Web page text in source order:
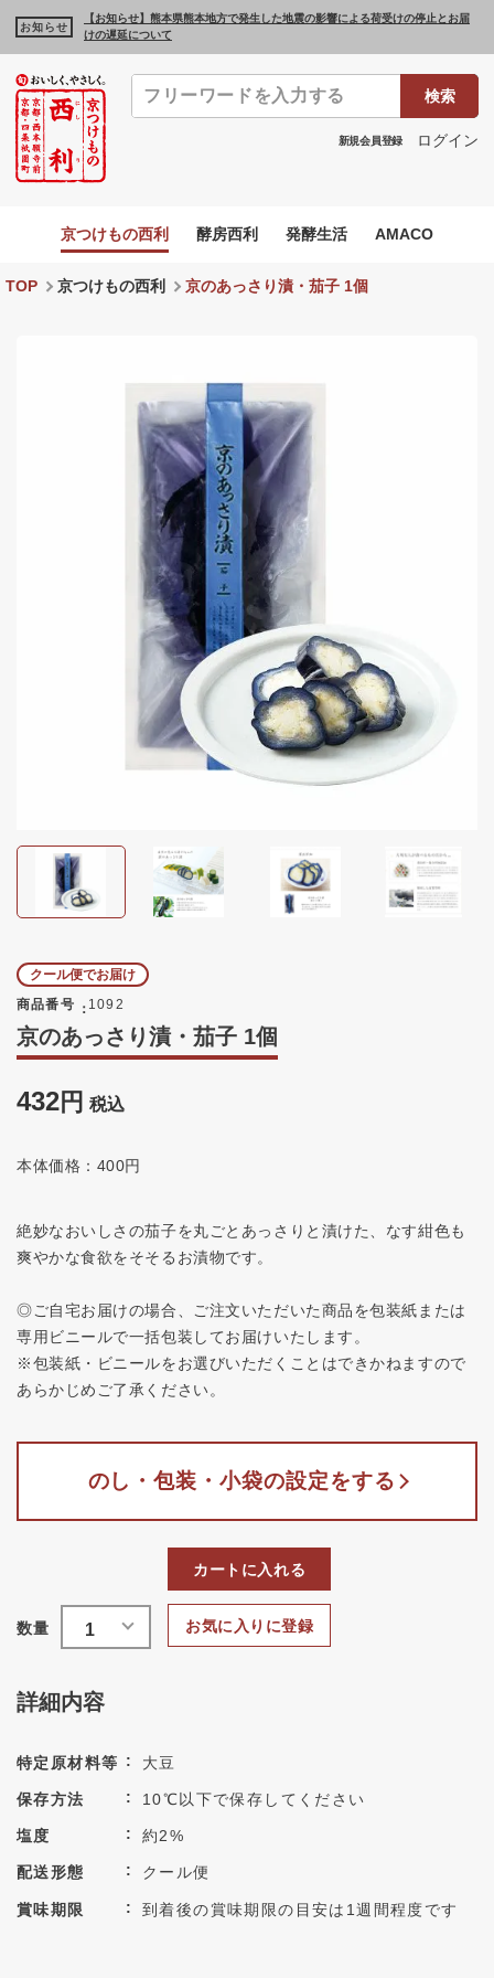
お知らせ
【お知らせ】熊本県熊本地方で発生した地震の影響による荷受けの停止とお届
けの遅延について
検索
新規会員登録 ログイン
京つけもの西利 酵房西利 発酵生活 AMACO
TOP 京つけもの西利 京のあっさり漬・茄子 1個
クール便でお届け
商品番号
1092
京のあっさり漬・茄子 1個
432 税込
本体価格：400円
絶妙なおいしさの茄子を丸ごとあっさりと漬けた、なす紺色も
爽やかな食欲をそそるお漬物です。
◎ご自宅お届けの場合、ご注文いただいた商品を包装紙または
専用ビニールで一括包装してお届けいたします。
※包装紙・ビニールをお選びいただくことはできかねますので
あらかじめご了承ください。
のし・包装・小袋の設定をする
お気に入りに登録
カートに入れる
詳細内容
特定原材料等 大豆
保存方法 10℃以下で保存してください
塩度 約2%
配送形態 クール便
賞味期限 到着後の賞味期限の目安は1週間程度です